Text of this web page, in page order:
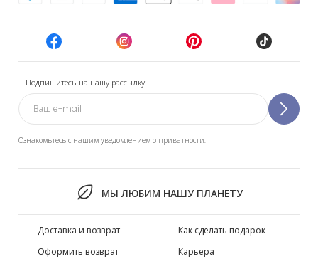
Подпишитесь на нашу рассылку
Ознакомьтесь с нашим уведомлением о приватности.
МЫ ЛЮБИМ НАШУ ПЛАНЕТУ
Доставка и возврат
Оформить возврат
Как сделать подарок
Карьера